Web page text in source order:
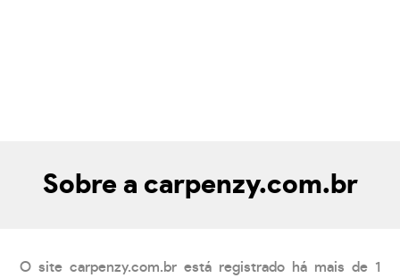
Sobre a carpenzy.com.br
O site carpenzy.com.br está registrado há mais de 1